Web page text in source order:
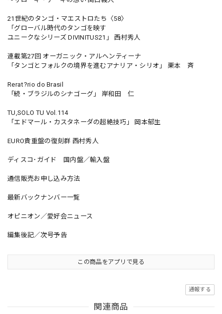
21世紀のタンゴ・マエストロたち〈58〉
「グローバル時代のタンゴを映す
ユニークなシリーズ DIVINITUS21」 西村秀人
連載第27回 オーガニック・アルヘンティーナ
「タンゴとフォルクの境界を進むアナリア・シリオ」 栗本 斉
Rerat?rio do Brasil
「続・ブラジルのシナゴーグ」 岸和田 仁
TU,SOLO TU Vol.114
「エドマール・カスタネーダの超絶技巧」 岡本郁生
EURO貴重盤の復刻群 西村秀人
ディスコ･ガイド 国内盤／輸入盤
通信販売お申し込み方法
最新バックナンバー一覧
オピニオン／愛好会ニュース
編集後記／次号予告
この商品をアプリで見る
通報する
関連商品